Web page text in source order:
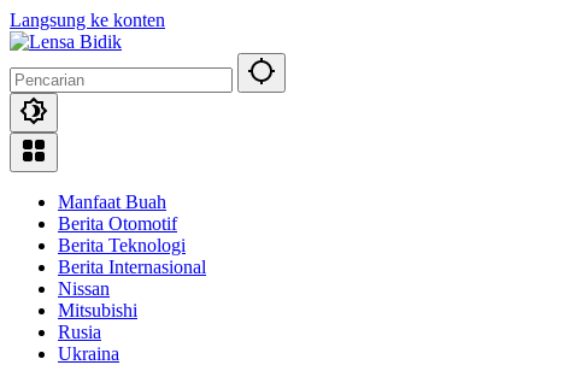
Langsung ke konten
Manfaat Buah
Berita Otomotif
Berita Teknologi
Berita Internasional
Nissan
Mitsubishi
Rusia
Ukraina